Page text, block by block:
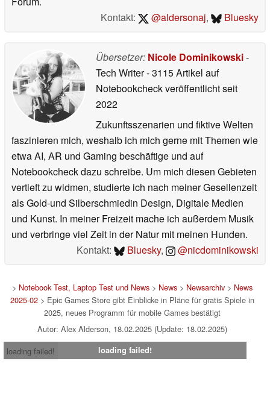
Kontakt:
@aldersonaj, Bluesky
Übersetzer: Nicole Dominikowski-
Tech Writer- 3115 Artikel auf
Notebookcheck veröffentlichtseit
2022
Zukunftsszenarien und fiktive Welten
faszinieren mich, weshalb ich mich gerne mit Themen wie
etwa AI, AR und Gaming beschäftige und auf
Notebookcheck dazu schreibe. Um mich diesen Gebieten
vertieft zu widmen, studierte ich nach meiner Gesellenzeit
als Gold-und Silberschmiedin Design, Digitale Medien
und Kunst. In meiner Freizeit mache ich außerdem Musik
und verbringe viel Zeit in der Natur mit meinen Hunden.
Kontakt:
Bluesky, @nicdominikowski
> Notebook Test, Laptop Test und News> News> Newsarchiv> News
2025-02> Epic Games Store gibt Einblicke in Pläne für gratis Spiele in
2025, neues Programm für mobile Games bestätigt
Autor: Alex Alderson, 18.02.2025 (Update: 18.02.2025)
loading failed!
loading failed!